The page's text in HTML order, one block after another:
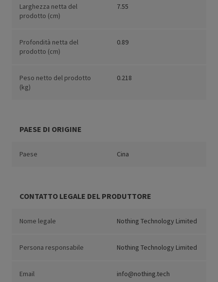
Larghezza netta del
prodotto (cm)
7.55
Profondità netta del
prodotto (cm)
0.89
Peso netto del prodotto
(kg)
0.218
PAESE DI ORIGINE
Paese Cina
CONTATTO LEGALE DEL PRODUTTORE
Nome legale Nothing Technology Limited
Persona responsabile Nothing Technology Limited
Email info@nothing.tech